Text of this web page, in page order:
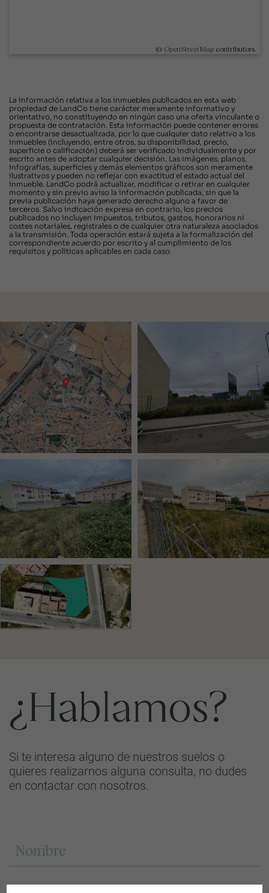
© OpenStreetMap contributors.
La información relativa a los inmuebles publicados en esta web
propiedad de LandCo tiene carácter meramente informativo y
orientativo, no constituyendo en ningún caso una oferta vinculante o
propuesta de contratación. Esta información puede contener errores
o encontrarse desactualizada, por lo que cualquier dato relativo a los
inmuebles (incluyendo, entre otros, su disponibilidad, precio,
superficie o calificación) deberá ser verificado individualmente y por
escrito antes de adoptar cualquier decisión. Las imágenes, planos,
infografías, superficies y demás elementos gráficos son meramente
ilustrativos y pueden no reflejar con exactitud el estado actual del
inmueble. LandCo podrá actualizar, modificar o retirar en cualquier
momento y sin previo aviso la información publicada, sin que la
previa publicación haya generado derecho alguno a favor de
terceros. Salvo indicación expresa en contrario, los precios
publicados no incluyen impuestos, tributos, gastos, honorarios ni
costes notariales, registrales o de cualquier otra naturaleza asociados
a la transmisión. Toda operación estará sujeta a la formalización del
correspondiente acuerdo por escrito y al cumplimiento de los
requisitos y políticas aplicables en cada caso.
¿Hablamos?
Si te interesa alguno de nuestros suelos o
quieres realizarnos alguna consulta, no dudes
en contactar con nosotros.